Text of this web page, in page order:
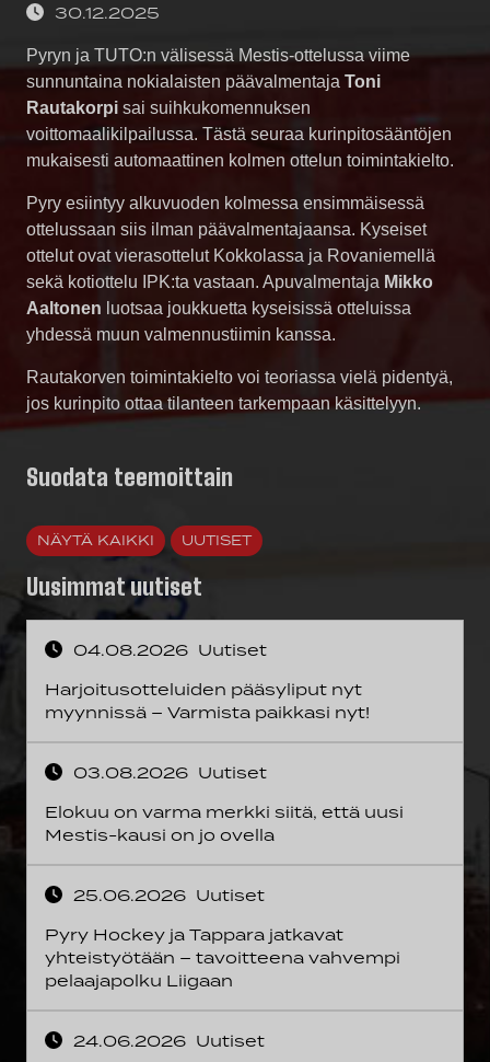
30.12.2025
Pyryn ja TUTO:n välisessä Mestis-ottelussa viime
sunnuntaina nokialaisten päävalmentaja Toni
Rautakorpi sai suihkukomennuksen
voittomaalikilpailussa. Tästä seuraa kurinpitosääntöjen
mukaisesti automaattinen kolmen ottelun toimintakielto.
Pyry esiintyy alkuvuoden kolmessa ensimmäisessä
ottelussaan siis ilman päävalmentajaansa. Kyseiset
ottelut ovat vierasottelut Kokkolassa ja Rovaniemellä
sekä kotiottelu IPK:ta vastaan. Apuvalmentaja Mikko
Aaltonen luotsaa joukkuetta kyseisissä otteluissa
yhdessä muun valmennustiimin kanssa.
Rautakorven toimintakielto voi teoriassa vielä pidentyä,
jos kurinpito ottaa tilanteen tarkempaan käsittelyyn.
Suodata teemoittain
NÄYTÄ KAIKKI UUTISET
Uusimmat uutiset
04.08.2026 Uutiset
Harjoitusotteluiden pääsyliput nyt
myynnissä – Varmista paikkasi nyt!
03.08.2026 Uutiset
Elokuu on varma merkki siitä, että uusi
Mestis-kausi on jo ovella
25.06.2026 Uutiset
Pyry Hockey ja Tappara jatkavat
yhteistyötään – tavoitteena vahvempi
pelaajapolku Liigaan
24.06.2026 Uutiset